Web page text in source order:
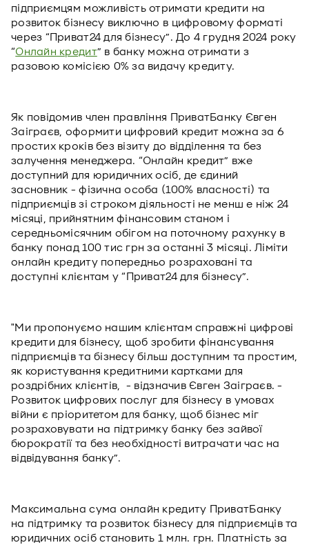
підприємцям можливість отримати кредити на
розвиток бізнесу виключно в цифровому форматі
через “Приват24 для бізнесу”. До 4 грудня 2024 року
“Онлайн кредит” в банку можна отримати з
разовою комісією 0% за видачу кредиту.
Як повідомив член правління ПриватБанку Євген
Заіграєв, оформити цифровий кредит можна за 6
простих кроків без візиту до відділення та без
залучення менеджера. “Онлайн кредит” вже
доступний для юридичних осіб, де єдиний
засновник - фізична особа (100% власності) та
підприємців зі строком діяльності не менш е ніж 24
місяці, прийнятним фінансовим станом і
середньомісячним обігом на поточному рахунку в
банку понад 100 тис грн за останні 3 місяці. Ліміти
онлайн кредиту попередньо розраховані та
доступні клієнтам у “Приват24 для бізнесу”.
"Ми пропонуємо нашим клієнтам справжні цифрові
кредити для бізнесу, щоб зробити фінансування
підприємців та бізнесу більш доступним та простим,
як користування кредитними картками для
роздрібних клієнтів, - відзначив Євген Заіграєв. -
Розвиток цифрових послуг для бізнесу в умовах
війни є пріоритетом для банку, щоб бізнес міг
розраховувати на підтримку банку без зайвої
бюрократії та без необхідності витрачати час на
відвідування банку”.
Максимальна сума онлайн кредиту ПриватБанку
на підтримку та розвиток бізнесу для підприємців та
юридичних осіб становить 1 млн. грн. Платність за